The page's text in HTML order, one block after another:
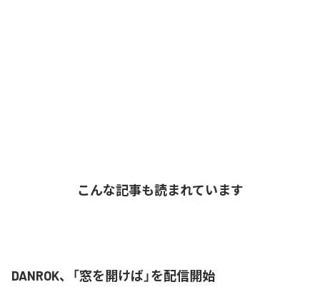
こんな記事も読まれています
DANROK、「窓を開けば」を配信開始